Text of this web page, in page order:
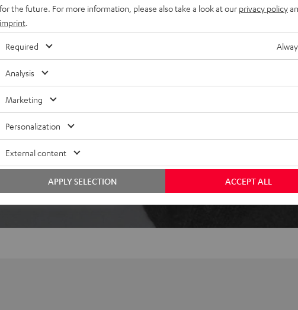
und Notebook), Pausieren der
von 5 bei 358 Bewertungen)
ALLE BEWERTUNGEN
for the future. For more information, please also take a look at our privacy policy
imprint
Required
Analysis
Marketing
Personalization
External content
ACCEPT ALL
APPLY SELECTION